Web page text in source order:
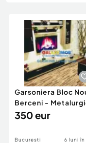
Animale de
Afaceri și
Inchiriere Bunuri si
Piese auto si
Dacia Duster
Garsoniera Bloc
Berceni -
Park - Postalionul
350 eur
Bucuresti 6 luni în